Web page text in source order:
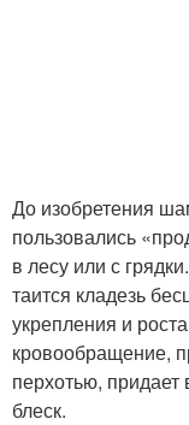
До изобретения
пользовались
в лесу или с
таится кладезь
укрепления и
кровообращение,
перхотью,
блеск.